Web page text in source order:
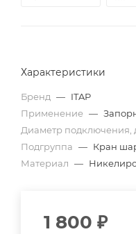
Характеристики
Бренд — ITAP
Применение —
Диаметр подключения,
Подгруппа — Кран
Материал —
1 800 ₽